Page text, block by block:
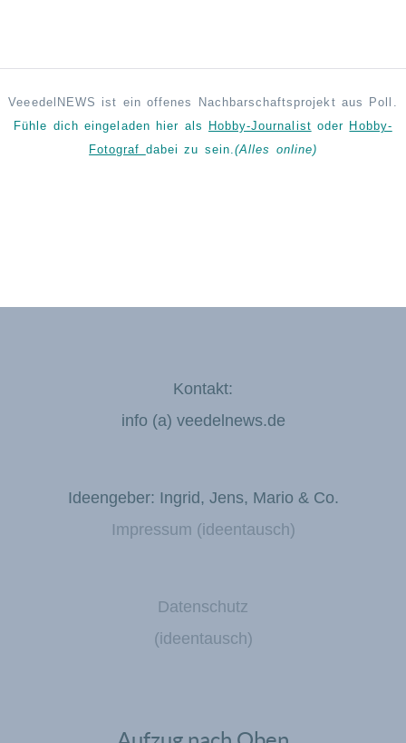
VeeedelNEWS ist ein offenes Nachbarschaftsprojekt aus Poll.
Fühle dich eingeladen hier als
Hobby-Journalist oder Hobby-
Fotograf dabei zu sein.(Alles online)
Kontakt:
info (a) veedelnews.de
Ideengeber: Ingrid, Jens, Mario & Co.
Impressum (ideentausch)
Datenschutz
(ideentausch)